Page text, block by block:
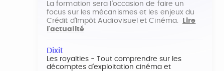
La formation sera l'occasion de faire un
focus sur les mécanismes et les enjeux du
Crédit d'Impôt Audiovisuel et Cinéma.
Lire
l'actualité
Dixit
Les royalties - Tout comprendre sur les
décomptes d'exploitation cinéma et